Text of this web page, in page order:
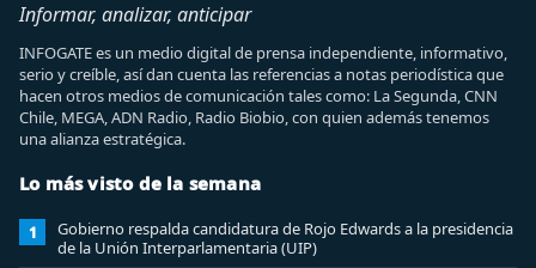
Informar, analizar, anticipar
INFOGATE es un medio digital de prensa independiente, informativo,
serio y creíble, así dan cuenta las referencias a notas periodística que
hacen otros medios de comunicación tales como: La Segunda, CNN
Chile, MEGA, ADN Radio, Radio Biobio, con quien además tenemos
una alianza estratégica.
Lo más visto de la semana
1
Gobierno respalda candidatura de Rojo Edwards a la presidencia
de la Unión Interparlamentaria (UIP)